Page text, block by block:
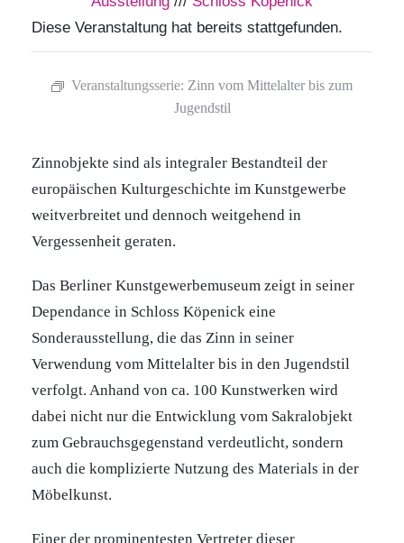
Diese Veranstaltung hat bereits stattgefunden.
Veranstaltungsserie: Zinn vom Mittelalter bis zum
Jugendstil
Zinnobjekte sind als integraler Bestandteil der
europäischen Kulturgeschichte im Kunstgewerbe
weitverbreitet und dennoch weitgehend in
Vergessenheit geraten.
Das Berliner Kunstgewerbemuseum zeigt in seiner
Dependance in Schloss Köpenick eine
Sonderausstellung, die das Zinn in seiner
Verwendung vom Mittelalter bis in den Jugendstil
verfolgt. Anhand von ca. 100 Kunstwerken wird
dabei nicht nur die Entwicklung vom Sakralobjekt
zum Gebrauchsgegenstand verdeutlicht, sondern
auch die komplizierte Nutzung des Materials in der
Möbelkunst.
Einer der prominentesten Vertreter dieser